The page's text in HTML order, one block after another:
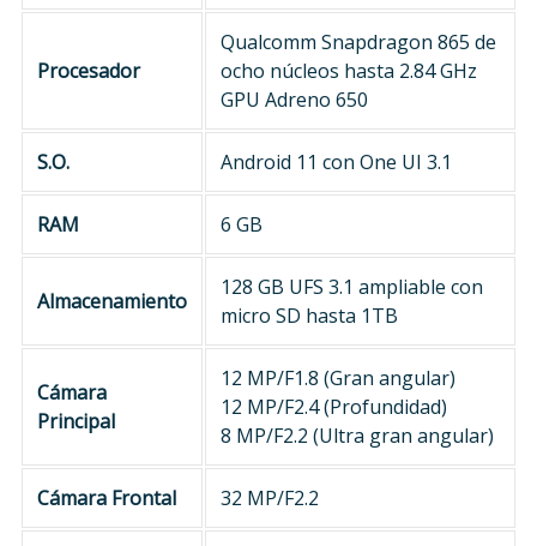
Procesador
Qualcomm Snapdragon 865 de
ocho núcleos hasta 2.84 GHz
GPU Adreno 650
S.O. Android 11 con One UI 3.1
RAM 6 GB
Almacenamiento
128 GB UFS 3.1 ampliable con
micro SD hasta 1TB
Cámara
Principal
12 MP/F1.8 (Gran angular)
12 MP/F2.4 (Profundidad)
8 MP/F2.2 (Ultra gran angular)
Cámara Frontal 32 MP/F2.2